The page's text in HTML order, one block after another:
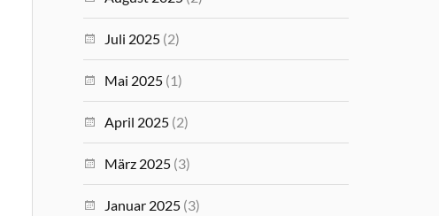
Juli 2025 (2)
Mai 2025 (1)
April 2025 (2)
März 2025 (3)
Januar 2025 (3)